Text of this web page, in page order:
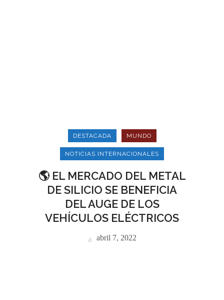
DESTACADA MUNDO
NOTICIAS INTERNACIONALES
🌎 EL MERCADO DEL METAL
DE SILICIO SE BENEFICIA
DEL AUGE DE LOS
VEHÍCULOS ELÉCTRICOS
abril 7, 2022